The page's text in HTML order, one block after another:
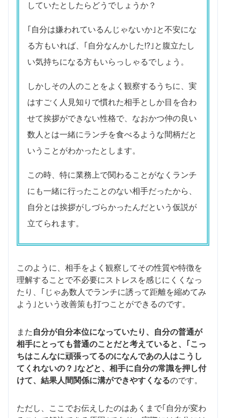
していたとしたらどうでしょうか？
｢自分は嫌われているんじゃないか｣と不安にな
る方もいれば、｢自分なんかした!?｣と腹立たし
い気持ちになる方もいらっしゃるでしょう。
しかしその人のことをよく観察するうちに、実
はすごく人見知りで慣れた相手としか目を合わ
せて挨拶ができない性格で、なおかつ仲の良い
数人とは一緒にランチを食べるような間柄だと
いうことがわかったとします。
この時、特に業務上で関わることがなくランチ
にも一緒に行ったことのない相手だったから、
自分とは挨拶がしづらかったんだという仮説が
立てられます。
このように、相手をよく観察してその性質や特徴を
理解することで不必要にストレスを感じにくくなっ
たり、｢じゃあ数人でランチに誘って距離を縮めてみ
よう｣という改善策も打つことができるのです。
また 自分が自分本位になっていたり、自分の普通が
相手にとっても普通のことだと考えていると、｢こっ
ちはこんなに頑張ってるのになんであの人はこうし
てくれないの？｣などと、相手に自分の常識を押し付
けて、結果人間関係に溝ができやすくなるのです。
ただし、ここでお伝えしたのはあくまで｢自分が変わ